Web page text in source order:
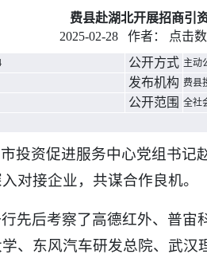
费县赴湖北开展招商引
2025-02-28 作者： 点击数
公开方式 主动
发布机构 费县
公开范围 全社
投资促进服务中心党组书记
对接企业，共谋合作良机。
先后考察了高德红外、普宙
、东风汽车研发总院、武汉